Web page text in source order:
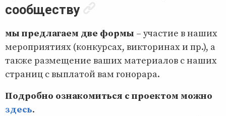
сообществу
мы предлагаем две формы – участие в наших
мероприятиях (конкурсах, викторинах и пр.), а
также размещение ваших материалов с наших
страниц с выплатой вам гонорара.
Подробно ознакомиться с проектом можно
здесь.